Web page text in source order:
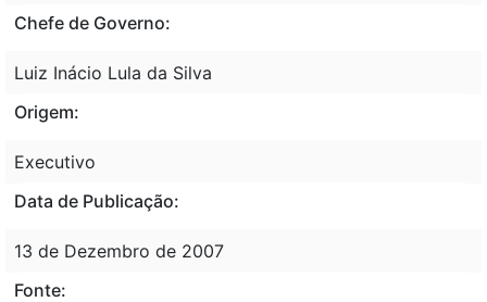
Chefe de Governo:
Luiz Inácio Lula da Silva
Origem:
Executivo
Data de Publicação:
13 de Dezembro de 2007
Fonte: